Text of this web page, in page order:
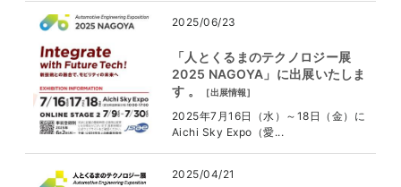
2025/06/23
「人とくるまのテクノロジー展
2025 NAGOYA」に出展いたしま
す 。
[出展情報]
2025年7月16日（水）～18日（金）に
Aichi Sky Expo（愛...
2025/04/21